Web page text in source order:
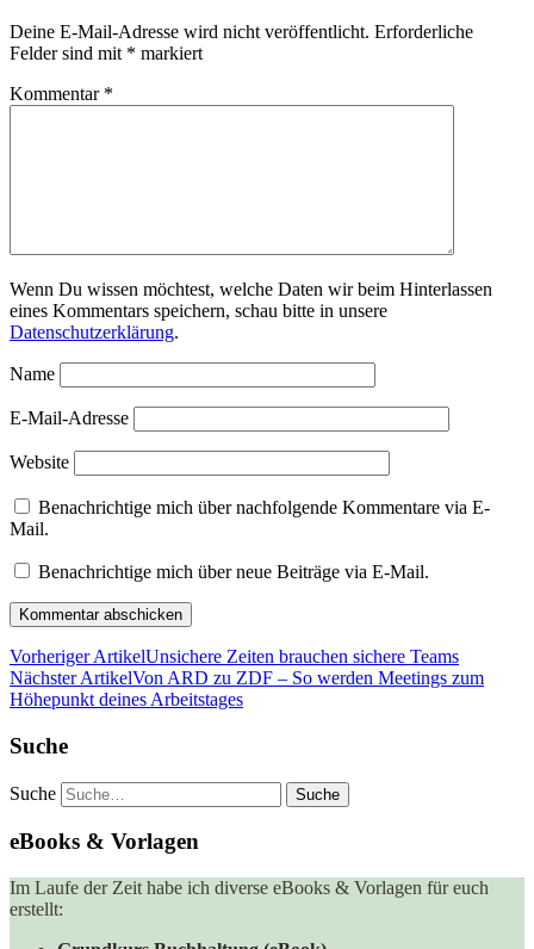
Deine E-Mail-Adresse wird nicht veröffentlicht. Erforderliche
Felder sind mit * markiert
Kommentar *
Wenn Du wissen möchtest, welche Daten wir beim Hinterlassen
eines Kommentars speichern, schau bitte in unsere
Datenschutzerklärung.
Name
E-Mail-Adresse
Website
Benachrichtige mich über nachfolgende Kommentare via E-
Mail.
Benachrichtige mich über neue Beiträge via E-Mail.
Vorheriger ArtikelUnsichere Zeiten brauchen sichere Teams
Nächster ArtikelVon ARD zu ZDF – So werden Meetings zum
Höhepunkt deines Arbeitstages
Suche
Suche
eBooks & Vorlagen
Im Laufe der Zeit habe ich diverse eBooks & Vorlagen für euch
erstellt: